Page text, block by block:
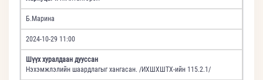
Б.Марина
2024-10-29 11:00
Шүүх хуралдаан дууссан
Нэхэмжлэлийн шаардлагыг хангасан. /ИХШХШТХ-ийн 115.2.1/